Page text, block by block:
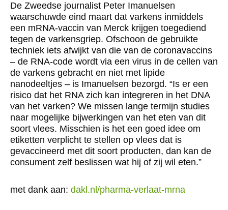
De Zweedse journalist Peter Imanuelsen
waarschuwde eind maart dat varkens inmiddels
een mRNA-vaccin van Merck krijgen toegediend
tegen de varkensgriep. Ofschoon de gebruikte
techniek iets afwijkt van die van de coronavaccins
– de RNA-code wordt via een virus in de cellen van
de varkens gebracht en niet met lipide
nanodeeltjes – is Imanuelsen bezorgd. “Is er een
risico dat het RNA zich kan integreren in het DNA
van het varken? We missen lange termijn studies
naar mogelijke bijwerkingen van het eten van dit
soort vlees. Misschien is het een goed idee om
etiketten verplicht te stellen op vlees dat is
gevaccineerd met dit soort producten, dan kan de
consument zelf beslissen wat hij of zij wil eten.”
met dank aan: dakl.nl/pharma-verlaat-mrna